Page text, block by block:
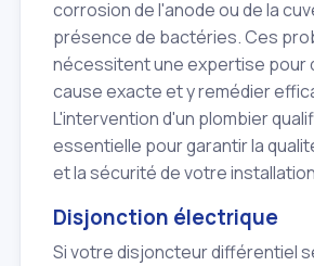
corrosion de l'anode ou de la
présence de bactéries. Ces
nécessitent une expertise pour
cause exacte et y remédier
L'intervention d'un plombier
essentielle pour garantir la
et la sécurité de votre
Disjonction électrique
Si votre disjoncteur différentiel